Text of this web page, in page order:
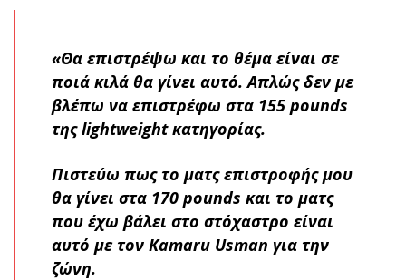
«Θα επιστρέψω και το θέμα είναι σε
ποιά κιλά θα γίνει αυτό. Απλώς δεν με
βλέπω να επιστρέφω στα 155 pounds
της lightweight κατηγορίας.
Πιστεύω πως το ματς επιστροφής μου
θα γίνει στα 170 pounds και το ματς
που έχω βάλει στο στόχαστρο είναι
αυτό με τον Kamaru Usman για την
ζώνη.